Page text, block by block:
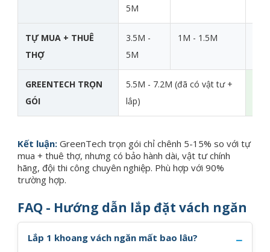
5M
TỰ MUA + THUÊ
THỢ
3.5M -
5M
1M - 1.5M
GREENTECH TRỌN
GÓI
5.5M - 7.2M (đã có vật tư +
lắp)
Kết luận: GreenTech trọn gói chỉ chênh 5-15% so với tự
mua + thuê thợ, nhưng có bảo hành dài, vật tư chính
hãng, đội thi công chuyên nghiệp. Phù hợp với 90%
trường hợp.
FAQ - Hướng dẫn lắp đặt vách ngăn
Lắp 1 khoang vách ngăn mất bao lâu?